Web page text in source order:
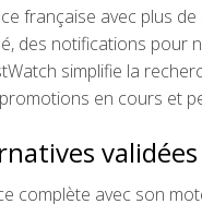
française avec plus
des notifications pour
simplifie la
en cours et
validées
complète avec son